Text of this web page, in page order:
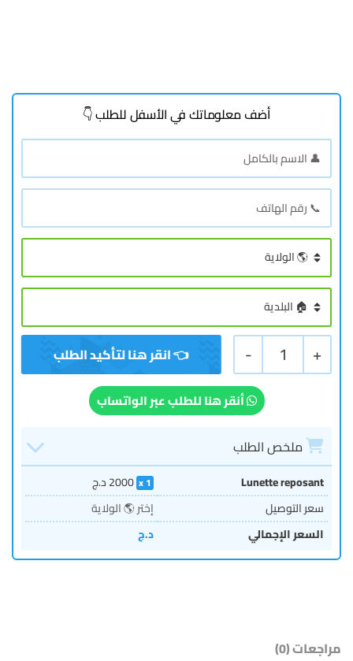
أضف معلوماتك في الأسفل للطلب 👇
+
1
-
أنقر هنا للطلب عبر الواتساب
ملخص الطلب
Lunette reposant
1
2000د.ج
سعر التوصيل
إختر 🌎 الولاية
السعر الإجمالي
د.ج
مراجعات (0)